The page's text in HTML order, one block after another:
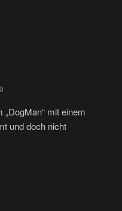
0
mit einem
und doch nicht